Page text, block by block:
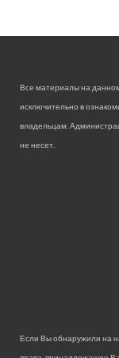
Все материалы на данном
исключительно в
владельцам.
не несет.
Если Вы обнаружили на